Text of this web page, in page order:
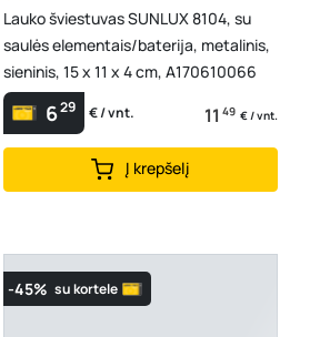
Lauko šviestuvas SUNLUX 8104, su
saulės elementais/baterija, metalinis,
sieninis, 15 x 11 x 4 cm, A170610066
629 € / vnt. 11 49 € / vnt.
Į krepšelį
-45% su kortele